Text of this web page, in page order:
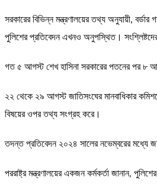
সরকারের বিভিন্ন মন্ত্রণালয়ের তথ্য অনুযায়ী,
পুলিশের প্রতিবেদন এখনও অনুপস্থিত।
গত ৫ আগস্ট শেখ হাসিনা সরকারের পতনের পর ৮
২২ থেকে ২৯ আগস্ট জাতিসংঘের মানবাধিকার
বিষয়ের ওপর তথ্য সংগ্রহ করে।
তদন্ত প্রতিবেদন ২০২৪ সালের নভেম্বরের মধ্যে
পররাষ্ট্র মন্ত্রণালয়ের একজন কর্মকর্তা জানান,